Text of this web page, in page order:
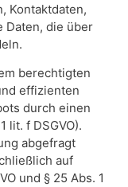
Kontaktdaten,
Daten, die über
berechtigten
effizienten
durch einen
lit. f DSGVO).
abgefragt
auf
und § 25 Abs. 1